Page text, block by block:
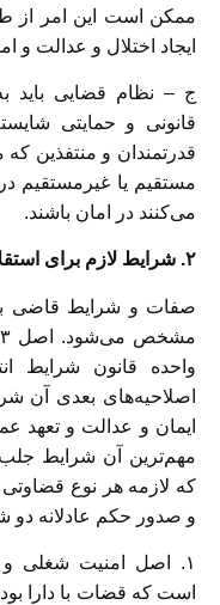
ممکن است این امر از
ایجاد اختلال و عدالت و
ج – نظام قضایی باید
قانونی و حمایتی
قدرتمندان و منتفذین که
مستقیم یا غیرمستقیم
می‌کنند در امان باشند.
۲. شرایط لازم برای استقلال قضات:
صفات و شرایط قاضی
اصلاحیه‌های بعدی آن
ایمان و عدالت و تعهد
مهم‌ترین آن شرایط
که لازمه هر نوع
و صدور حکم عادلانه
۱. اصل امنیت شغلی
است که قضات با دارا